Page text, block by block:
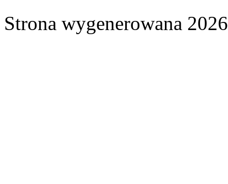
Strona wygenerowana